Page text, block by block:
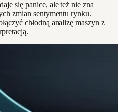
się panice, ale też nie zna
zmian sentymentu rynku.
chłodną analizę maszyn z